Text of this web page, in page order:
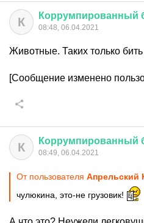
К Коррумпированный
08:48, 06.04.2021
Животные. Таких только
[Сообщение изменено
К Коррумпированный
08:49, 06.04.2021
От пользователя Aпрельский
чулюкина, это-не грузовик!